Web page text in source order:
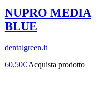
NUPRO MEDIA
BLUE
dentalgreen.it
60,50€ Acquista prodotto